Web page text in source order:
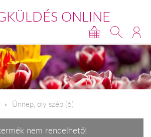
ONLINE
Ünnep, oly szép (6)
nem rendelhető!